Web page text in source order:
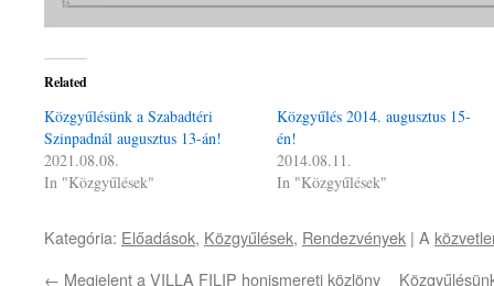
Related
Közgyűlésünk a Szabadtéri
Szinpadnál augusztus 13-án!
2021.08.08.
In "Közgyűlések"
Közgyűlés 2014. augusztus 15-
én!
2014.08.11.
In "Közgyűlések"
Kategória: Előadások, Közgyűlések, Rendezvények | A
← Megjelent a VILLA FILIP honismereti közlöny